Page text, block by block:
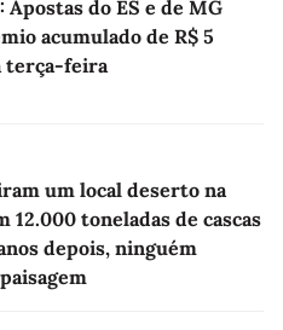
Apostas do ES e de MG
acumulado de R$ 5
terça-feira
um local deserto na
12.000 toneladas de cascas
depois, ninguém